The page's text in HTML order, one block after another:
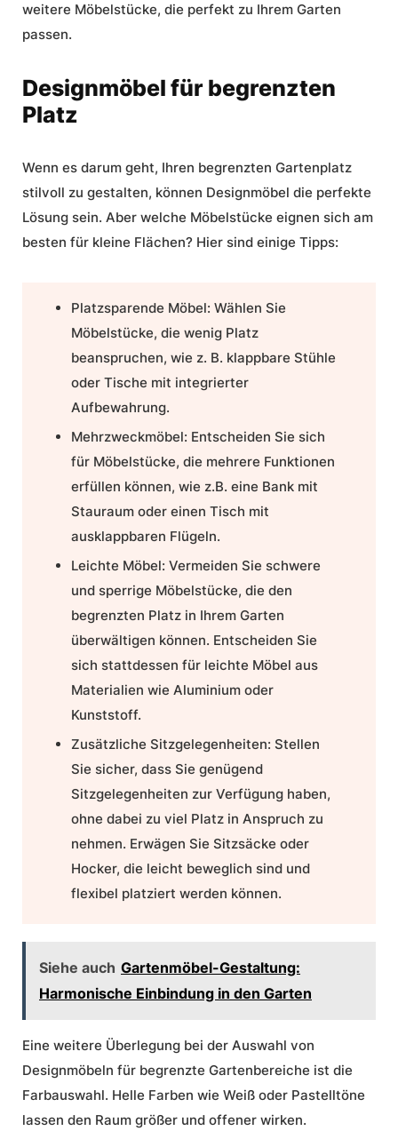
weitere Möbelstücke, die perfekt zu Ihrem Garten
passen.
Designmöbel für begrenzten
Platz
Wenn es darum geht, Ihren begrenzten Gartenplatz
stilvoll zu gestalten, können Designmöbel die perfekte
Lösung sein. Aber welche Möbelstücke eignen sich am
besten für kleine Flächen? Hier sind einige Tipps:
Platzsparende Möbel: Wählen Sie
Möbelstücke, die wenig Platz
beanspruchen, wie z. B. klappbare Stühle
oder Tische mit integrierter
Aufbewahrung.
Mehrzweckmöbel: Entscheiden Sie sich
für Möbelstücke, die mehrere Funktionen
erfüllen können, wie z.B. eine Bank mit
Stauraum oder einen Tisch mit
ausklappbaren Flügeln.
Leichte Möbel: Vermeiden Sie schwere
und sperrige Möbelstücke, die den
begrenzten Platz in Ihrem Garten
überwältigen können. Entscheiden Sie
sich stattdessen für leichte Möbel aus
Materialien wie Aluminium oder
Kunststoff.
Zusätzliche Sitzgelegenheiten: Stellen
Sie sicher, dass Sie genügend
Sitzgelegenheiten zur Verfügung haben,
ohne dabei zu viel Platz in Anspruch zu
nehmen. Erwägen Sie Sitzsäcke oder
Hocker, die leicht beweglich sind und
flexibel platziert werden können.
Siehe auch Gartenmöbel-Gestaltung:
Harmonische Einbindung in den Garten
Eine weitere Überlegung bei der Auswahl von
Designmöbeln für begrenzte Gartenbereiche ist die
Farbauswahl. Helle Farben wie Weiß oder Pastelltöne
lassen den Raum größer und offener wirken.